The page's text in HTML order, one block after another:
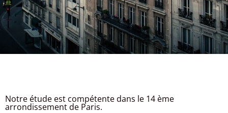
Notre étude est compétente dans le 14 ème
arrondissement de Paris.